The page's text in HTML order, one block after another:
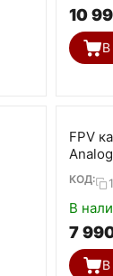
10
В
FPV
Analog
КОД:
В
7
В